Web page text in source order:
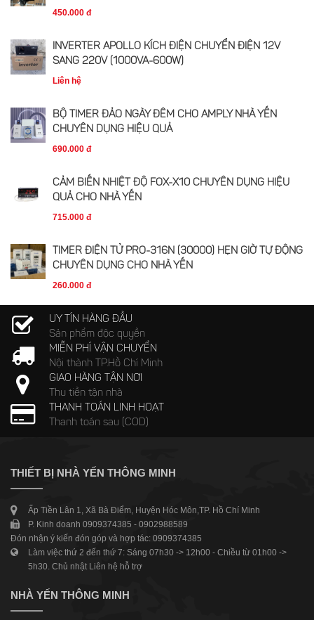
450.000 đ
INVERTER APOLLO KÍCH ĐIỆN CHUYỂN ĐIỆN 12V
SANG 220V (1000VA-600W)
Liên hệ
BỘ TIMER ĐẢO NGÀY ĐÊM CHO AMPLY NHÀ YẾN
CHUYÊN DỤNG HIỆU QUẢ
690.000 đ
CẢM BIẾN NHIỆT ĐỘ FOX-X10 CHUYÊN DỤNG HIỆU
QUẢ CHO NHÀ YẾN
715.000 đ
TIMER ĐIỆN TỬ PRO-316N (30000) HẸN GIỜ TỰ ĐỘNG
CHUYÊN DỤNG CHO NHÀ YẾN
260.000 đ
UY TÍN HÀNG ĐẦU
Sản phẩm độc quyền
MIỄN PHÍ VẬN CHUYỂN
Nội thành TP.Hồ Chí Minh
GIAO HÀNG TẬN NƠI
Thu tiền tận nhà
THANH TOÁN LINH HOẠT
Thanh toán sau (COD)
THIẾT BỊ NHÀ YẾN THÔNG MINH
Ấp Tiền Lân 1, Xã Bà Điểm, Huyện Hóc Môn,TP. Hồ Chí Minh
P. Kinh doanh 0909374385 - 0902988589
Đón nhận ý kiến đón góp và hợp tác: 0909374385
Làm việc thứ 2 đến thứ 7: Sáng 07h30 -> 12h00 - Chiều từ 01h00 ->
5h30. Chủ nhật Liên hệ hỗ trợ
NHÀ YẾN THÔNG MINH